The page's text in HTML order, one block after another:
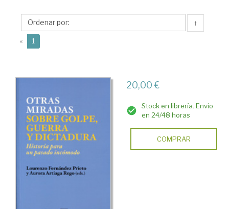
Aurora
↑
« 1
20,00 €
Stock en librería. Envío
en 24/48 horas
COMPRAR